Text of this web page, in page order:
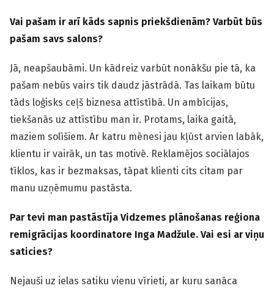
Vai pašam ir arī kāds sapnis priekšdienām? Varbūt būs
pašam savs salons?
Jā, neapšaubāmi. Un kādreiz varbūt nonākšu pie tā, ka
pašam nebūs vairs tik daudz jāstrādā. Tas laikam būtu
tāds loģisks ceļš biznesa attīstībā. Un ambīcijas,
tiekšanās uz attīstību man ir. Protams, laika gaitā,
maziem solīšiem. Ar katru mēnesi jau kļūst arvien labāk,
klientu ir vairāk, un tas motivē. Reklamējos sociālajos
tīklos, kas ir bezmaksas, tāpat klienti cits citam par
manu uzņēmumu pastāsta.
Par tevi man pastāstīja Vidzemes plānošanas reģiona
remigrācijas koordinatore Inga Madžule. Vai esi ar viņu
saticies?
Nejauši uz ielas satiku vienu vīrieti, ar kuru sanāca